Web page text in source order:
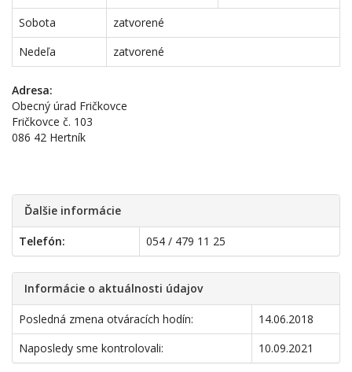
Sobota
zatvorené
Nedeľa
zatvorené
Adresa:
Obecný úrad Fričkovce
Fričkovce č. 103
086 42 Hertník
Ďalšie informácie
Telefón: 054 / 479 11 25
Informácie o aktuálnosti údajov
Posledná zmena otváracích hodín:
14.06.2018
Naposledy sme kontrolovali:
10.09.2021